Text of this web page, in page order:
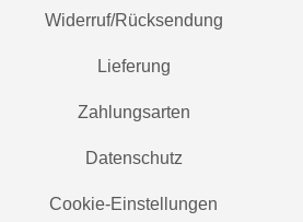
Widerruf/Rücksendung
Lieferung
Zahlungsarten
Datenschutz
Cookie-Einstellungen